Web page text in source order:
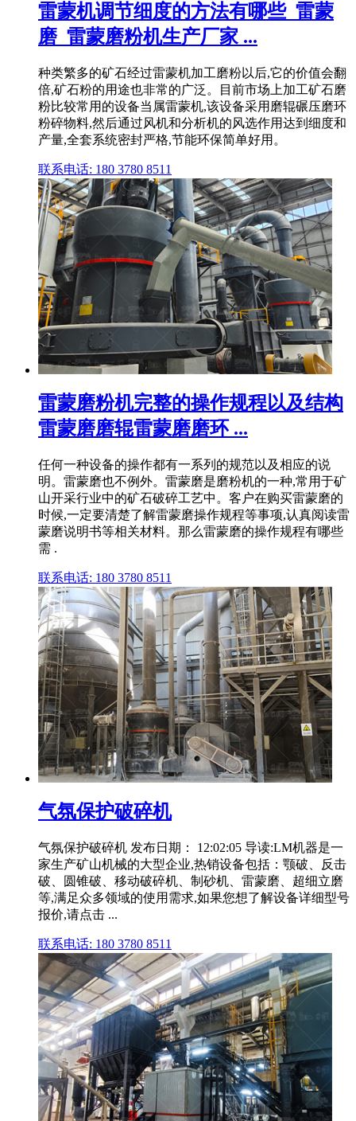
雷蒙机调节细度的方法有哪些_雷蒙
磨_雷蒙磨粉机生产厂家 ...
种类繁多的矿石经过雷蒙机加工磨粉以后,它的价值会翻
倍,矿石粉的用途也非常的广泛。目前市场上加工矿石磨
粉比较常用的设备当属雷蒙机,该设备采用磨辊碾压磨环
粉碎物料,然后通过风机和分析机的风选作用达到细度和
产量,全套系统密封严格,节能环保简单好用。
联系电话: 180 3780 8511
雷蒙磨粉机完整的操作规程以及结构
雷蒙磨磨辊雷蒙磨磨环 ...
任何一种设备的操作都有一系列的规范以及相应的说
明。雷蒙磨也不例外。雷蒙磨是磨粉机的一种,常用于矿
山开采行业中的矿石破碎工艺中。客户在购买雷蒙磨的
时候,一定要清楚了解雷蒙磨操作规程等事项,认真阅读雷
蒙磨说明书等相关材料。那么雷蒙磨的操作规程有哪些
需 .
联系电话: 180 3780 8511
气氛保护破碎机
气氛保护破碎机 发布日期： 12:02:05 导读:LM机器是一
家生产矿山机械的大型企业,热销设备包括：颚破、反击
破、圆锥破、移动破碎机、制砂机、雷蒙磨、超细立磨
等,满足众多领域的使用需求,如果您想了解设备详细型号
报价,请点击 ...
联系电话: 180 3780 8511